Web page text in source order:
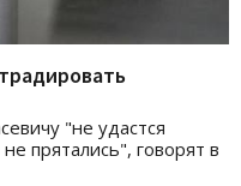
"не удастся
прятались", говорят в